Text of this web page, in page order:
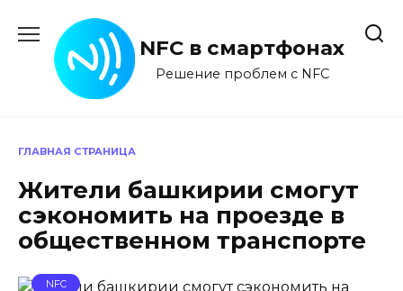
содержанию
NFC в смартфонах
Решение проблем с NFC
ГЛАВНАЯ СТРАНИЦА
Жители башкирии смогут
сэкономить на проезде в
общественном транспорте
NFC